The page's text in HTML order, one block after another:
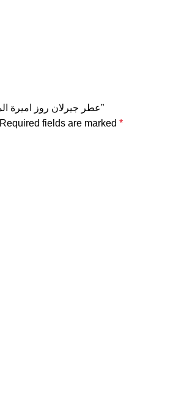
Be the first to review “عطر جيرلان روز اميرة المركز – الحجم 125 مل”
Required fields are marked *